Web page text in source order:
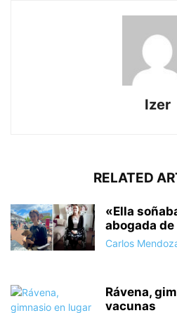
Izer
RELATED
«Ella
abogada
Carlos
Rávena,
vacunas